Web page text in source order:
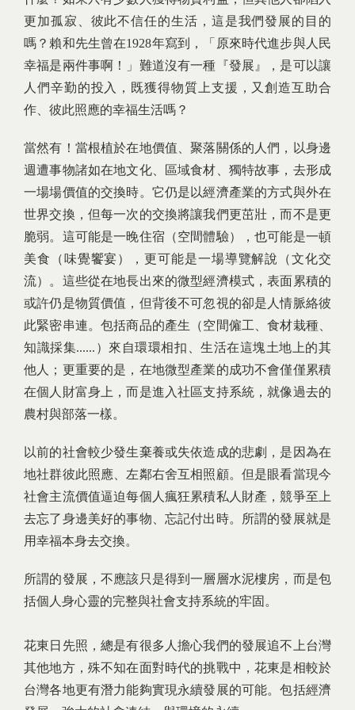
更加孤寂、彼此不信任的生活，這是我們發展的目的
嗎？賴和先生曾在1928年寫到，「原來時代進步與人民
幸福是兩件事啊！」難道沒有一種『發展』，是可以讓
人們辛勤的投入，既獲得物質上支援，又創造互助合
作、彼此照應的幸福生活嗎？
當然有！當根植於在地價值、聚落關係的人們，以身邊
週遭事物諸如在地文化、區域食材、獨特故事，去形成
一場場價值的交換時。它仍是以經濟產業的方式與外在
世界交換，但每一次的交換將讓我們更茁壯，而不是更
脆弱。這可能是一晚住宿（空間體驗），也可能是一頓
美食（味覺饗宴），更可能是一場導覽解說（文化交
流）。這些從在地長出來的微型經濟模式，表面累積的
或許仍是物質價值，但背後不可忽視的卻是人情脈絡彼
此緊密串連。包括商品的產生（空間僱工、食材栽種、
知識採集......）來自環環相扣、生活在這塊土地上的其
他人；更重要的是，在地微型產業的成功不會僅僅累積
在個人財富身上，而是進入社區支持系統，就像過去的
農村與部落一樣。
以前的社會較少發生棄養或失依造成的悲劇，是因為在
地社群彼此照應、左鄰右舍互相照顧。但是眼看當現今
社會主流價值逼迫每個人瘋狂累積私人財產，競爭至上
去忘了身邊美好的事物、忘記付出時。所謂的發展就是
用幸福本身去交換。
所謂的發展，不應該只是得到一層層水泥樓房，而是包
括個人身心靈的完整與社會支持系統的牢固。
花東日先照，總是有很多人擔心我們的發展追不上台灣
其他地方，殊不知在面對時代的挑戰中，花東是相較於
台灣各地更有潛力能夠實現永續發展的可能。包括經濟